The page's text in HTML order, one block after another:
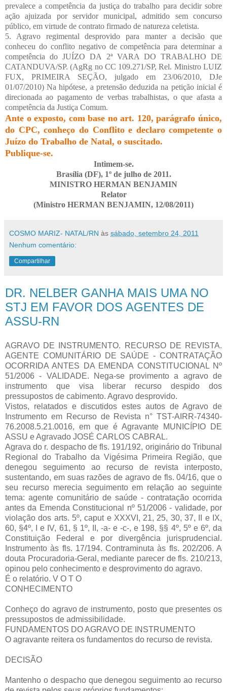
prevalece a competência da justiça do trabalho para decidir sobre
ação ajuizada por servidor municipal, admitido sem concurso
público, em virtude de contrato firmado de natureza celetista.
5. Agravo regimental desprovido para manter a decisão que
conheceu do conflito negativo de competência para determinar a
competência do JUÍZO DA 2ª VARA DO TRABALHO DE
CATANDUVA/SP. (AgRg no CC 109.271/SP, Rel. Ministro LUIZ
FUX, PRIMEIRA SEÇÃO, julgado em 23/06/2010, DJe
01/07/2010) Na hipótese, a pretensão deduzida na petição inicial é
direcionada ao pagamento de verbas trabalhistas, o que afasta a
competência da Justiça Comum.
Ante o exposto, com base no art. 120, parágrafo único,
do CPC, conheço do Conflito e declaro competente o
Juízo do Trabalho de Natal, o suscitado.
Publique-se.
Intimem-se.
Brasília (DF), 1º de julho de 2011.
MINISTRO HERMAN BENJAMIN
Relator
(Ministro HERMAN BENJAMIN, 12/08/2011)
COSMO MARIZ- NATAL/RN às sábado, setembro 24, 2011
Nenhum comentário:
Compartilhar
DR. NELBER GANHA MAIS UMA NO
STJ EM FAVOR DOS AGENTES DE
ASSU-RN
AGRAVO DE INSTRUMENTO. RECURSO DE REVISTA.
AGENTE COMUNITÁRIO DE SAÚDE - CONTRATAÇÃO
OCORRIDA ANTES DA EMENDA CONSTITUCIONAL Nº
51/2006 - VALIDADE. Nega-se provimento a agravo de
instrumento que visa liberar recurso despido dos
pressupostos de cabimento. Agravo desprovido.
Vistos, relatados e discutidos estes autos de Agravo de
Instrumento em Recurso de Revista n° TST-AIRR-74340-
76.2008.5.21.0016, em que é Agravante MUNICÍPIO DE
ASSU e Agravado JOSÉ CARLOS CABRAL.
Agrava do r. despacho de fls. 191/192, originário do Tribunal
Regional do Trabalho da Vigésima Primeira Região, que
denegou seguimento ao recurso de revista interposto,
sustentando, em suas razões de agravo de fls. 04/16, que o
seu recurso merecia seguimento em relação ao seguinte
tema: agente comunitário de saúde - contratação ocorrida
antes da Emenda Constitucional nº 51/2006 - validade, por
violação dos arts. 5º, caput e XXXVI, 21, 25, 30, 37, II e IX,
60, §4º, I e IV, 61, § 1º, II, -a- e -c-, e 198, §§ 4º, 5º e 6º, da
Constituição Federal e por divergência jurisprudencial.
Instrumento às fls. 17/194. Contraminuta às fls. 202/206. A
douta Procuradoria-Geral, mediante parecer de fls. 210/213,
opinou pelo conhecimento e desprovimento do agravo.
É o relatório. V O T O
CONHECIMENTO
Conheço do agravo de instrumento, posto que presentes os
pressupostos de admissibilidade.
FUNDAMENTOS DO AGRAVO DE INSTRUMENTO
O agravante reitera os fundamentos do recurso de revista.
DECISÃO
Mantenho o despacho que denegou seguimento ao recurso